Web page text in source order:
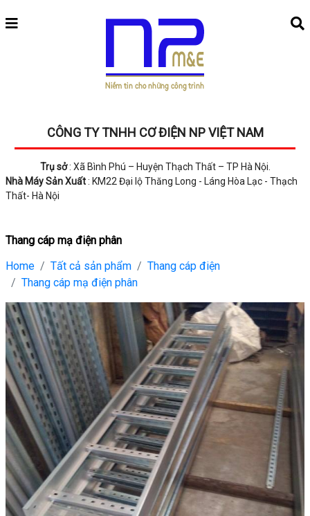
CÔNG TY TNHH CƠ ĐIỆN NP VIỆT NAM
Trụ sở: Xã Bình Phú – Huyện Thạch Thất – TP Hà Nội.
Nhà Máy Sản Xuất: KM22 Đại lộ Thăng Long - Láng Hòa Lạc - Thạch
Thất- Hà Nội
Thang cáp mạ điện phân
Home
Tất cả sản phẩm
Thang cáp điện
Thang cáp mạ điện phân